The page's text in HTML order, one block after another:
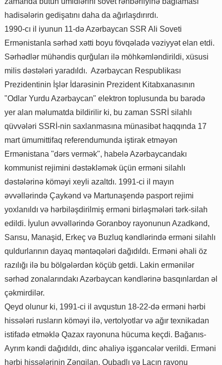
hadisələrin gedişatını daha da ağırlaşdırırdı.
1990-cı il iyunun 11-də Azərbaycan SSR Ali Soveti
Ermənistanla sərhəd xətti boyu fövqəladə vəziyyət elan etdi.
Sərhədlər mühəndis qurğuları ilə möhkəmləndirildi, xüsusi
milis dəstələri yaradıldı. Azərbaycan Respublikası
Prezidentinin İşlər İdarəsinin Prezident Kitabxanasının
"Odlar Yurdu Azərbaycan" elektron toplusunda bu barədə
yer alan məlumatda bildirilir ki, bu zaman SSRİ silahlı
qüvvələri SSRİ-nin saxlanmasına münasibət haqqında 17
mart ümumittifaq referendumunda iştirak etməyən
Ermənistana "dərs vermək", habelə Azərbaycandakı
kommunist rejimini dəstəkləmək üçün erməni silahlı
dəstələrinə köməyi xeyli azaltdı. 1991-ci il mayın
əvvəllərində Çaykənd və Martunaşendə pasport rejimi
yoxlanıldı və hərbiləşdirilmiş erməni birləşmələri tərk-silah
edildi. İyulun əvvəllərində Goranboy rayonunun Azadkənd,
Sarısu, Manaşid, Erkeç və Buzluq kəndlərində erməni silahlı
quldurlarının dayaq məntəqələri dağıdıldı. Erməni əhali öz
razılığı ilə bu bölgələrdən köçüb getdi. Lakin ermənilər
sərhəd zonalarındakı Azərbaycan kəndlərinə basqınlardan əl
çəkmirdilər.
Qeyd olunur ki, 1991-ci il avqustun 18-22-də erməni hərbi
hissələri rusların köməyi ilə, vertolyotlar və ağır texnikadan
istifadə etməklə Qazax rayonuna hücuma keçdi. Bağanıs-
Ayrım kəndi dağıdıldı, dinc əhaliyə işgəncələr verildi. Erməni
hərbi hissələrinin Zəngilan, Qubadlı və Laçın rayonu